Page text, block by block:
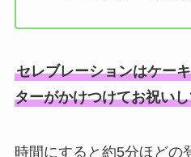
セレブレーションはケー
ターがかけつけてお祝い
時間にすると約5分ほどの